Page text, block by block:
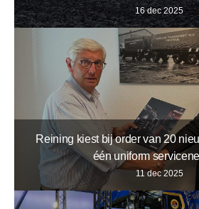
16 dec 2025
Reining kiest bij order van 20
één uniform
11 dec 2025